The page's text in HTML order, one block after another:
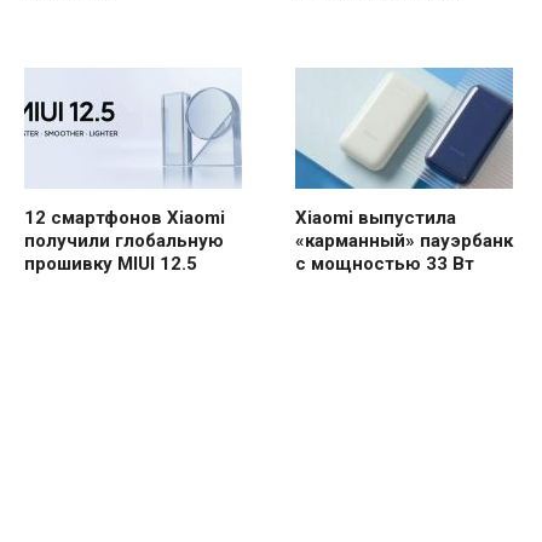
12 смартфонов Xiaomi
получили глобальную
прошивку MIUI 12.5
Xiaomi выпустила
«карманный» пауэрбанк
с мощностью 33 Вт